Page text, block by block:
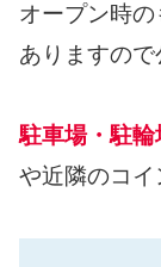
オープン時
ありますので
駐車場・駐輪
や近隣のコイ